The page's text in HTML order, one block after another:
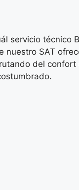
servicio técnico
nuestro SAT
del confort